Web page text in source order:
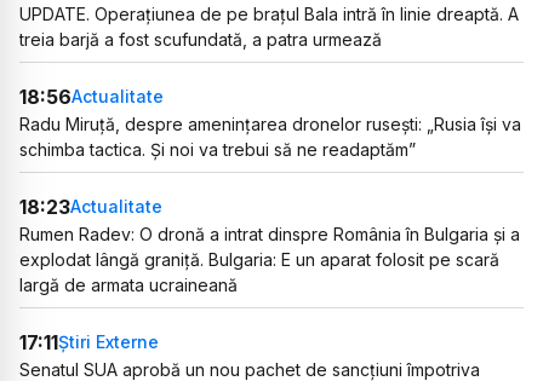
UPDATE. Operațiunea de pe brațul Bala intră în linie dreaptă. A
treia barjă a fost scufundată, a patra urmează
18:56Actualitate
Radu Miruță, despre amenințarea dronelor rusești: „Rusia își va
schimba tactica. Și noi va trebui să ne readaptăm”
18:23Actualitate
Rumen Radev: O dronă a intrat dinspre România în Bulgaria și a
explodat lângă graniță. Bulgaria: E un aparat folosit pe scară
largă de armata ucraineană
17:11Știri Externe
Senatul SUA aprobă un nou pachet de sancțiuni împotriva